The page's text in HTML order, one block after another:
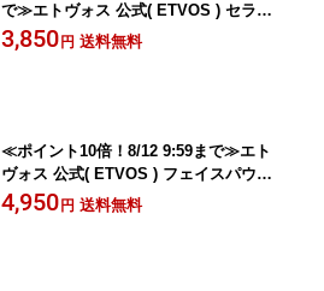
で≫エトヴォス 公式( ETVOS ) セラミ
ド ビタミンC 誘導体 コンシーラー シミ
ニキビ跡 クマ 保湿 UV 美容液 敏感肌
3,850 円 送料無料
≪ポイント10倍！8/12 9:59まで≫エト
ヴォス 公式( ETVOS ) フェイスパウダ
ー ルーセント パウダー ルースパウダー
おしろい お粉 仕上げ ツヤ 透明感 保湿
4,950 円 送料無料